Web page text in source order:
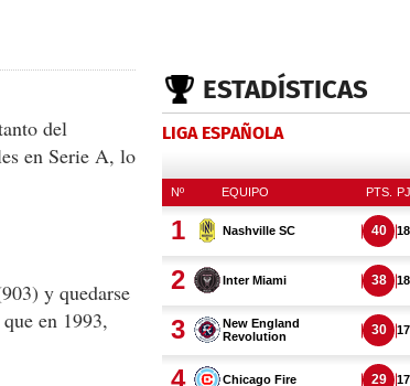
del
en Serie A, lo
y quedarse
en 1993,
ESTADÍSTICAS
LIGA ESPAÑOLA